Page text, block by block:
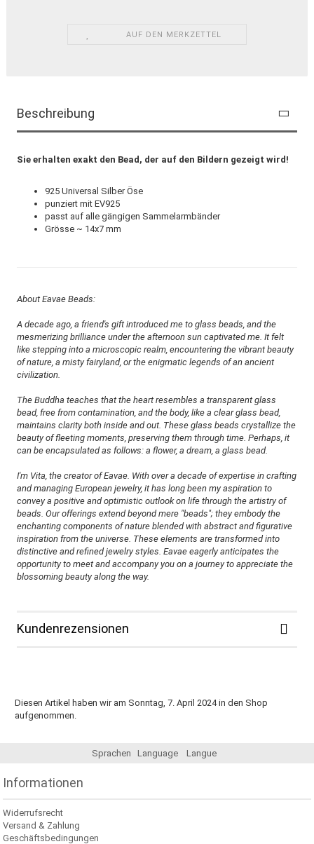
AUF DEN MERKZETTEL
Beschreibung
Sie erhalten exakt den Bead, der auf den Bildern gezeigt wird!
925 Universal Silber Öse
punziert mit EV925
passt auf alle gängigen Sammelarmbänder
Grösse ~ 14x7 mm
About Eavae Beads:
A decade ago, a friend's gift introduced me to glass beads, and the
mesmerizing brilliance under the afternoon sun captivated me. It felt
like stepping into a microscopic realm, encountering the vibrant beauty
of nature, a misty fairyland, or the enigmatic legends of an ancient
civilization.
The Buddha teaches that the heart resembles a transparent glass
bead, free from contamination, and the body, like a clear glass bead,
maintains clarity both inside and out. These glass beads crystallize the
beauty of fleeting moments, preserving them through time. Perhaps, it
can be encapsulated as follows: a flower, a dream, a glass bead.
I'm Vita, the creator of Eavae. With over a decade of expertise in crafting
and managing European jewelry, it has long been my aspiration to
convey a positive and optimistic outlook on life through the artistry of
beads. Our offerings extend beyond mere "beads"; they embody the
enchanting components of nature blended with abstract and figurative
inspiration from the universe. These elements are transformed into
distinctive and refined jewelry styles. Eavae eagerly anticipates the
opportunity to meet and accompany you on a journey to appreciate the
blossoming beauty along the way.
Kundenrezensionen
Diesen Artikel haben wir am Sonntag, 7. April 2024 in den Shop
aufgenommen.
Sprachen Language Langue
Informationen
Widerrufsrecht
Versand & Zahlung
Geschäftsbedingungen